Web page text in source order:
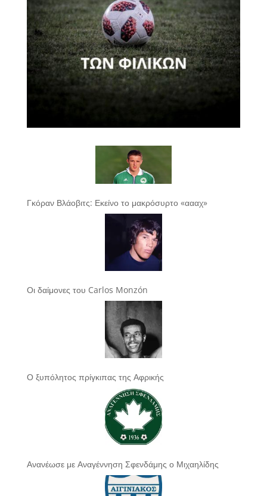
Γκόραν Βλάοβιτς: Εκείνο το μακρόσυρτο «αααχ»
Οι δαίμονες του Carlos Monzón
Ο ξυπόλητος πρίγκιπας της Αφρικής
Ανανέωσε με Αναγέννηση Σφενδάμης ο Μιχαηλίδης